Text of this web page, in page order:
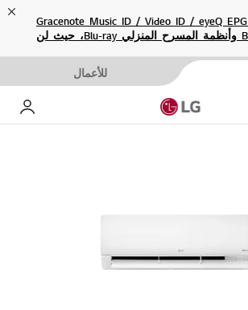
إشعار بإنهاء خدمات Gracenote Music ID / Video ID / eyeQ EPG
لأجهزة مشغّل Blu-ray وأنظمة المسرح المنزلي Blu-ray، حيث لن
للأعمال